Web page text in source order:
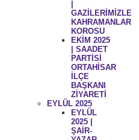
GAZİLERİMİZLE
KAHRAMANLAR
KOROSU
EKİM 2025
| SAADET
PARTİSİ
ORTAHİSAR
İLÇE
BAŞKANI
ZİYARETİ
EYLÜL 2025
EYLÜL
2025 |
ŞAİR-